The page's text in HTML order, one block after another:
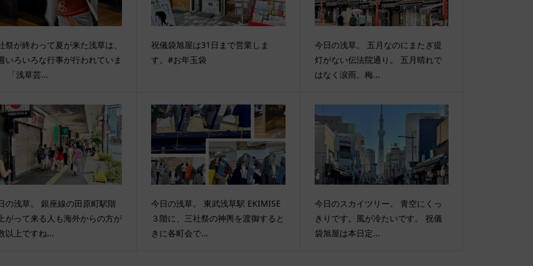
祭が終わって夏が来た浅草は、
いろいろな行事が行われていま
「浅草芸...
祝儀袋旭屋は31日まで営業しま
す。#お年玉袋
今日の浅草。 五月なのにまたぎ提
灯がない伝法院通り。 五月晴れで
はなく涙雨。梅...
の浅草。 銀座線の田原町駅階
がって来る人も海外からの方が
以上ですね...
今日の浅草。 東武浅草駅 EKIMISE
３階に、三社祭の神輿を渡御すると
きに各町会で...
今日のスカイツリー。 青空にくっ
きりです。風が冷たいです。 祝儀
袋旭屋は本日定...